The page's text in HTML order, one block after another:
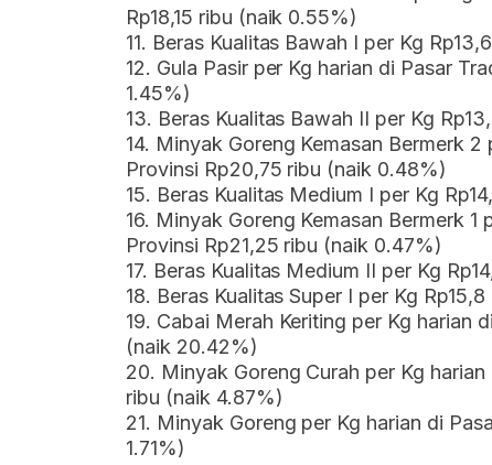
Rp18,15 ribu (naik 0.55%)
11. Beras Kualitas Bawah I per Kg
12. Gula Pasir per Kg harian di Pasar
1.45%)
13. Beras Kualitas Bawah II per Kg
14. Minyak Goreng Kemasan Bermerk
Provinsi Rp20,75 ribu (naik 0.48%)
15. Beras Kualitas Medium I per Kg
16. Minyak Goreng Kemasan Bermerk
Provinsi Rp21,25 ribu (naik 0.47%)
17. Beras Kualitas Medium II per Kg
18. Beras Kualitas Super I per Kg
19. Cabai Merah Keriting per Kg harian
(naik 20.42%)
20. Minyak Goreng Curah per Kg
ribu (naik 4.87%)
21. Minyak Goreng per Kg harian di
1.71%)